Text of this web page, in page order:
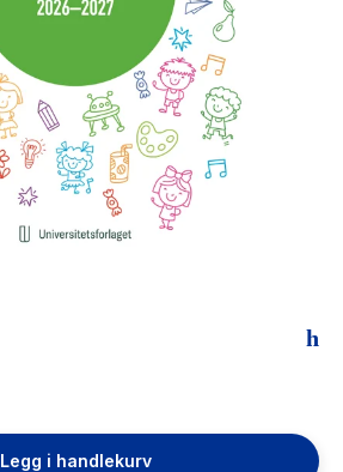
Legg i handlekurv